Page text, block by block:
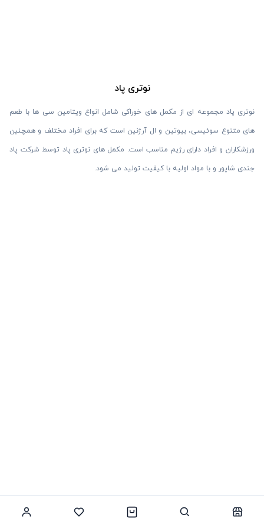
نوتری پاد
نوتری پاد مجموعه ای از مکمل های خوراکی شامل انواع ویتامین سی ها با طعم
های متنوع سوئیسی، بیوتین و ال آرژنین است که برای افراد مختلف و همچنین
ورزشکاران و افراد دارای رژیم مناسب است. مکمل های نوتری پاد توسط شرکت پاد
جندی شاپور و با مواد اولیه با کیفیت تولید می شود.